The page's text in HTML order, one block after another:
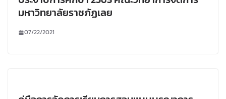
มหาวิทยาลัยราชภัฏเลย
07/22/2021